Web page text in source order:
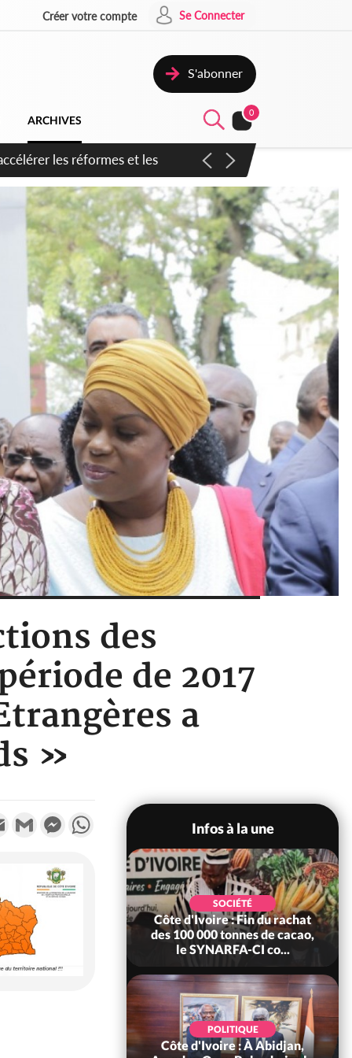
Créer votre compte Se Connecter
S'abonner
ARCHIVES
0
inspirer pour accélérer le
des
de 2017
a
»
Email Gmail MessengerWhatsApp
Infos à la une
SOCIÉTÉ
: Fin du rachat
tonnes de cacao,
CI co...
SOCIÉTÉ
Côte d'Ivoire : MIRAH, bras
de fer autour de la mutuelle,
le SYNHA-CI saisi...
POLITIQUE
Côte d'Ivoire : Violences